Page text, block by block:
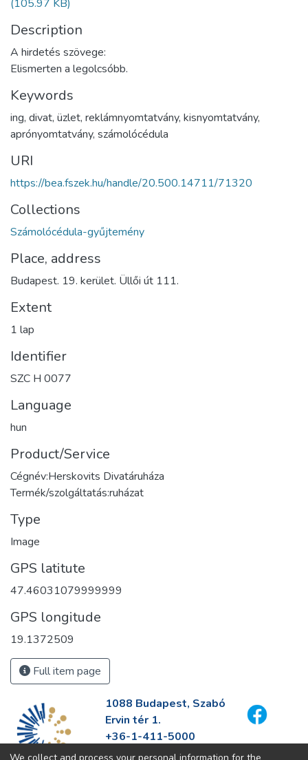
(105.97 KB)
Description
A hirdetés szövege:
Elismerten a legolcsóbb.
Keywords
ing, divat, üzlet, reklámnyomtatvány, kisnyomtatvány,
aprónyomtatvány, számolócédula
URI
https://bea.fszek.hu/handle/20.500.14711/71320
Collections
Számolócédula-gyűjtemény
Place, address
Budapest. 19. kerület. Üllői út 111.
Extent
1 lap
Identifier
SZC H 0077
Language
hun
Product/Service
Cégnév:Herskovits Divatáruháza
Termék/szolgáltatás:ruházat
Type
Image
GPS latitute
47.46031079999999
GPS longitude
19.1372509
Full item page
1088 Budapest, Szabó
Ervin tér 1.
+36-1-411-5000
info@fszek.hu